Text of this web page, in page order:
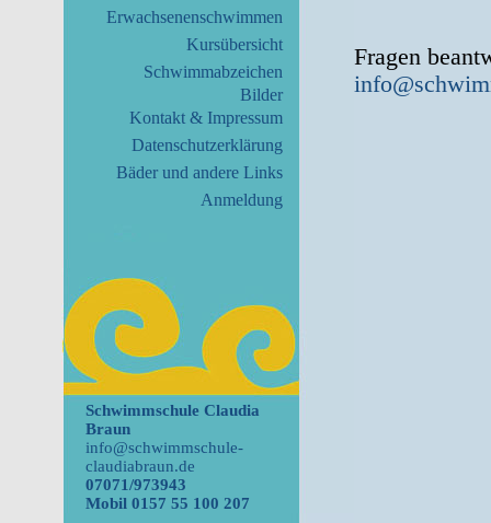
Erwachsenenschwimmen
Kursübersicht
Schwimmabzeichen
Bilder
Kontakt & Impressum
Datenschutzerklärung
Bäder und andere Links
Anmeldung
Schwimmschule Claudia
Braun
info@schwimmschule-
claudiabraun.de
07071/973943
Mobil 0157 55 100 207
Fragen